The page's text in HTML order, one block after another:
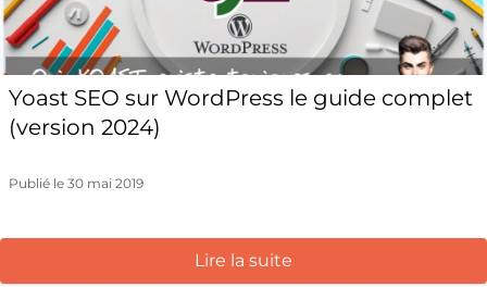
Yoast SEO sur WordPress le guide complet
(version 2024)
Publié le 30 mai 2019
Lire la suite